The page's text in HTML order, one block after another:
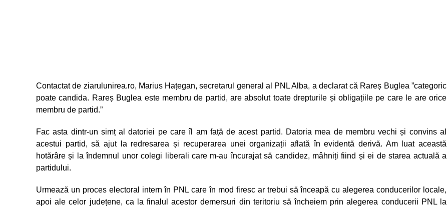
Contactat de ziarulunirea.ro, Marius Hațegan, secretarul general al PNL Alba, a declarat că Rareș Buglea ”categoric
poate candida. Rareș Buglea este membru de partid, are absolut toate drepturile și obligațiile pe care le are orice
membru de partid.”
Fac asta dintr-un simț al datoriei pe care îl am față de acest partid. Datoria mea de membru vechi și convins al
acestui partid, să ajut la redresarea și recuperarea unei organizații aflată în evidentă derivă. Am luat această
hotărâre și la îndemnul unor colegi liberali care m-au încurajat să candidez, mâhniți fiind și ei de starea actuală a
partidului.
Urmează un proces electoral intern în PNL care în mod firesc ar trebui să înceapă cu alegerea conducerilor locale,
apoi ale celor județene, ca la finalul acestor demersuri din teritoriu să încheiem prin alegerea conducerii PNL la